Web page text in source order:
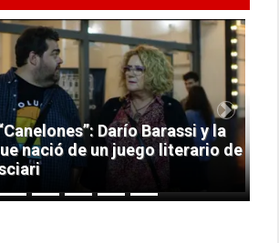
1
Darío Barassi y la
nació de un juego literario de
Next